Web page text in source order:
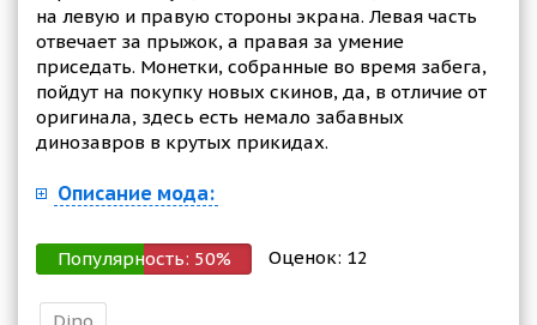
на левую и правую стороны экрана. Левая часть
отвечает за прыжок, а правая за умение
приседать. Монетки, собранные во время забега,
пойдут на покупку новых скинов, да, в отличие от
оригинала, здесь есть немало забавных
динозавров в крутых прикидах.
Описание мода:
Популярность: 50% Оценок: 12